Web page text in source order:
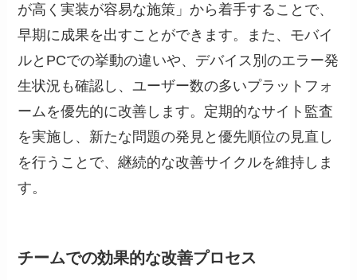
が高く実装が容易な施策」から着手することで、
早期に成果を出すことができます。また、モバイ
ルとPCでの挙動の違いや、デバイス別のエラー発
生状況も確認し、ユーザー数の多いプラットフォ
ームを優先的に改善します。定期的なサイト監査
を実施し、新たな問題の発見と優先順位の見直し
を行うことで、継続的な改善サイクルを維持しま
す。
チームでの効果的な改善プロセス